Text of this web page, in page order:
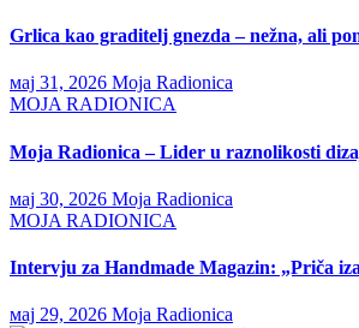
Grlica kao graditelj gnezda – nežna, ali
мај 31, 2026 Moja Radionica
MOJA RADIONICA
Moja Radionica – Lider u raznolikosti
мај 30, 2026 Moja Radionica
MOJA RADIONICA
Intervju za Handmade Magazin: „Priča
мај 29, 2026 Moja Radionica